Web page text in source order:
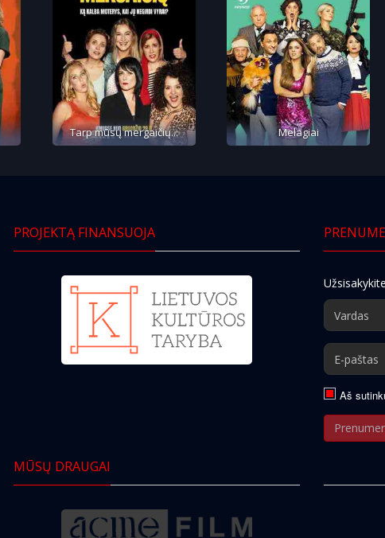
Tarp mūsų mergaičių... Melagiai
PROJEKTĄ FINANSUOJA
Aš
MŪSŲ DRAUGAI